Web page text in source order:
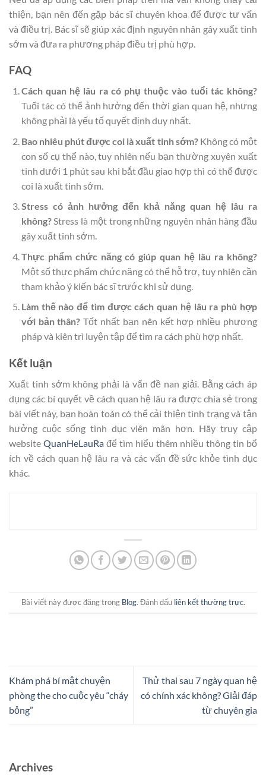
thiện, bạn nên đến gặp bác sĩ chuyên khoa để được tư vấn
và điều trị. Bác sĩ sẽ giúp xác định nguyên nhân gây xuất tinh
sớm và đưa ra phương pháp điều trị phù hợp.
FAQ
Cách quan hệ lâu ra có phụ thuộc vào tuổi tác không?
Tuổi tác có thể ảnh hưởng đến thời gian quan hệ, nhưng
không phải là yếu tố quyết định duy nhất.
Bao nhiêu phút được coi là xuất tinh sớm?Không có một
con số cụ thể nào, tuy nhiên nếu bạn thường xuyên xuất
tinh dưới 1 phút sau khi bắt đầu giao hợp thì có thể được
coi là xuất tinh sớm.
Stress có ảnh hưởng đến khả năng quan hệ lâu ra
không?Stress là một trong những nguyên nhân hàng đầu
gây xuất tinh sớm.
Thực phẩm chức năng có giúp quan hệ lâu ra không?
Một số thực phẩm chức năng có thể hỗ trợ, tuy nhiên cần
tham khảo ý kiến bác sĩ trước khi sử dụng.
Làm thế nào để tìm được cách quan hệ lâu ra phù hợp
với bản thân? Tốt nhất bạn nên kết hợp nhiều phương
pháp và kiên trì luyện tập để tìm ra cách phù hợp nhất.
Kết luận
Xuất tinh sớm không phải là vấn đề nan giải. Bằng cách áp
dụng các bí quyết về cách quan hệ lâu ra được chia sẻ trong
bài viết này, bạn hoàn toàn có thể cải thiện tình trạng và tận
hưởng cuộc sống tình dục viên mãn hơn. Hãy truy cập
website QuanHeLauRa để tìm hiểu thêm nhiều thông tin bổ
ích về cách quan hệ lâu ra và các vấn đề sức khỏe tình dục
khác.
Bài viết này được đăng trong Blog. Đánh dấu liên kết thường trực.
Khám phá bí mật chuyện
phòng the cho cuộc yêu “cháy
bỏng”
Thử thai sau 7 ngày quan hệ
có chính xác không? Giải đáp
từ chuyên gia
Archives